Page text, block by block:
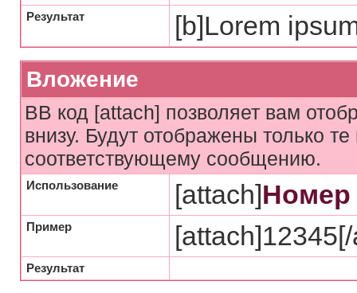
Результат [b]Lorem
Вложение
BB код [attach] позволяет вам
внизу. Будут отображены только
соответствующему сообщению.
Использование [attach]Номер
Пример
Результат